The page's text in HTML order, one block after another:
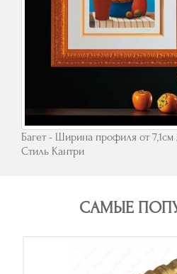
Багет - Ширина профиля от 7,1см
Стиль Кантри
САМЫЕ